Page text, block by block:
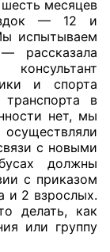
месяцев
— 12 и
испытываем
рассказала
и спорта
в
нет, мы
с новыми
должны
с приказом
и 2 взрослых.
делать, как
или группу